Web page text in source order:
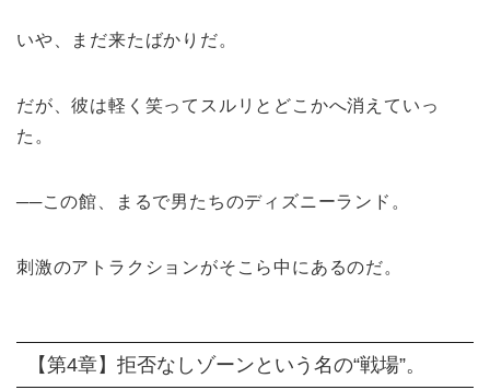
いや、まだ来たばかりだ。
だが、彼は軽く笑ってスルリとどこかへ消えていっ
た。
──この館、まるで男たちのディズニーランド。
刺激のアトラクションがそこら中にあるのだ。
【第4章】拒否なしゾーンという名の“戦場”。